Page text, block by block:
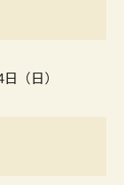
（日）